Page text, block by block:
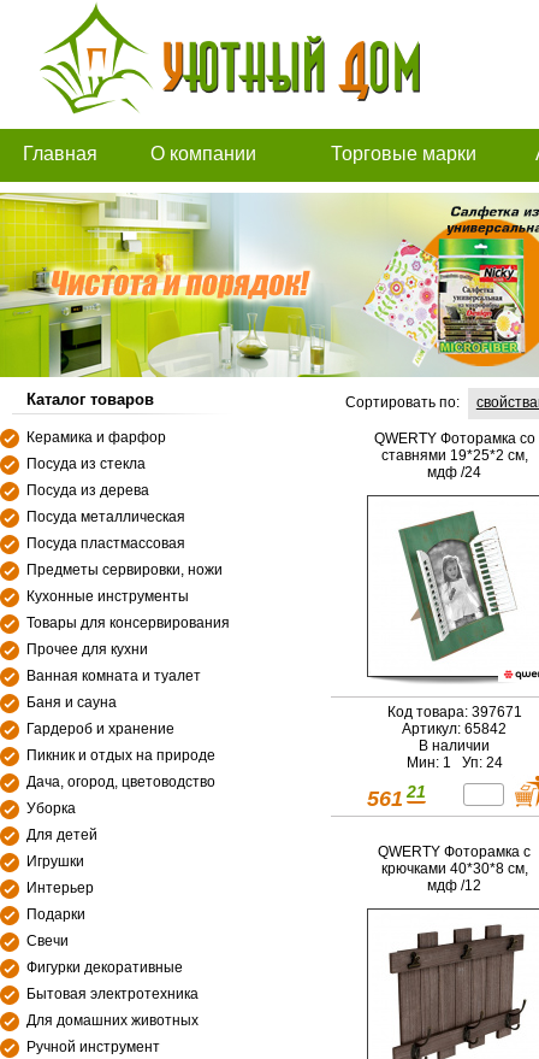
Главная О компании Торговые марки
Каталог товаров
Керамика и фарфор
Посуда из стекла
Посуда из дерева
Посуда металлическая
Посуда пластмассовая
Предметы сервировки, ножи
Кухонные инструменты
Товары для консервирования
Прочее для кухни
Ванная комната и туалет
Баня и сауна
Гардероб и хранение
Пикник и отдых на природе
Дача, огород, цветоводство
Уборка
Для детей
Игрушки
Интерьер
Подарки
Свечи
Фигурки декоративные
Бытовая электротехника
Для домашних животных
Ручной инструмент
Сортировать по:
QWERTY Фоторамка со
ставнями 19*25*2 см,
мдф /24
Код товара: 397671
Артикул: 65842
В наличии
Мин: 1 Уп: 24
561 21
QWERTY Фоторамка с
крючками 40*30*8 см,
мдф /12